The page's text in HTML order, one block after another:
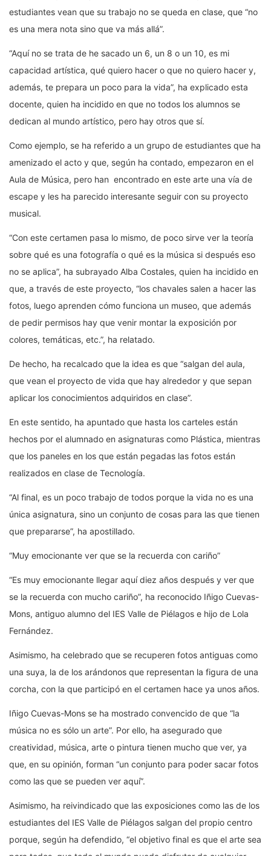
estudiantes vean que su trabajo no se queda en clase, que “no
es una mera nota sino que va más allá”.
“Aquí no se trata de he sacado un 6, un 8 o un 10, es mi
capacidad artística, qué quiero hacer o que no quiero hacer y,
además, te prepara un poco para la vida”, ha explicado esta
docente, quien ha incidido en que no todos los alumnos se
dedican al mundo artístico, pero hay otros que sí.
Como ejemplo, se ha referido a un grupo de estudiantes que ha
amenizado el acto y que, según ha contado, empezaron en el
Aula de Música, pero han encontrado en este arte una vía de
escape y les ha parecido interesante seguir con su proyecto
musical.
“Con este certamen pasa lo mismo, de poco sirve ver la teoría
sobre qué es una fotografía o qué es la música si después eso
no se aplica”, ha subrayado Alba Costales, quien ha incidido en
que, a través de este proyecto, “los chavales salen a hacer las
fotos, luego aprenden cómo funciona un museo, que además
de pedir permisos hay que venir montar la exposición por
colores, temáticas, etc.”, ha relatado.
De hecho, ha recalcado que la idea es que “salgan del aula,
que vean el proyecto de vida que hay alrededor y que sepan
aplicar los conocimientos adquiridos en clase”.
En este sentido, ha apuntado que hasta los carteles están
hechos por el alumnado en asignaturas como Plástica, mientras
que los paneles en los que están pegadas las fotos están
realizados en clase de Tecnología.
“Al final, es un poco trabajo de todos porque la vida no es una
única asignatura, sino un conjunto de cosas para las que tienen
que prepararse”, ha apostillado.
“Muy emocionante ver que se la recuerda con cariño”
“Es muy emocionante llegar aquí diez años después y ver que
se la recuerda con mucho cariño”, ha reconocido Iñigo Cuevas-
Mons, antiguo alumno del IES Valle de Piélagos e hijo de Lola
Fernández.
Asimismo, ha celebrado que se recuperen fotos antiguas como
una suya, la de los arándonos que representan la figura de una
corcha, con la que participó en el certamen hace ya unos años.
Iñigo Cuevas-Mons se ha mostrado convencido de que “la
música no es sólo un arte”. Por ello, ha asegurado que
creatividad, música, arte o pintura tienen mucho que ver, ya
que, en su opinión, forman “un conjunto para poder sacar fotos
como las que se pueden ver aquí”.
Asimismo, ha reivindicado que las exposiciones como las de los
estudiantes del IES Valle de Piélagos salgan del propio centro
porque, según ha defendido, “el objetivo final es que el arte sea